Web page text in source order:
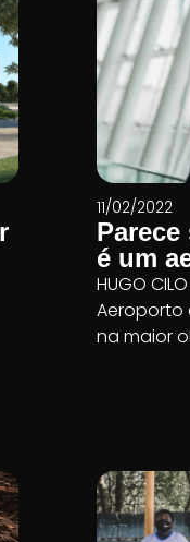
11/02/2022
é um
HUGO
Aeroporto
na maior